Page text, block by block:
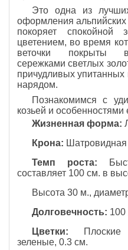
Это одна из
оформления
покоряет спокойной
цветением, во время
веточки покрыты
сережками светлых
причудливых
нарядом.
Познакомимся с
козьей и
Жизненная форма:
Крона: Шатровидная
Темп роста:
составляет 100 см. в
Высота 30 м.,
Долговечность: 100
Цветки: Плоские
зеленые, 0.3 см.